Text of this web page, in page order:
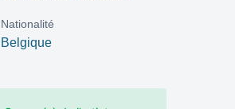
Belgique
Nationalité